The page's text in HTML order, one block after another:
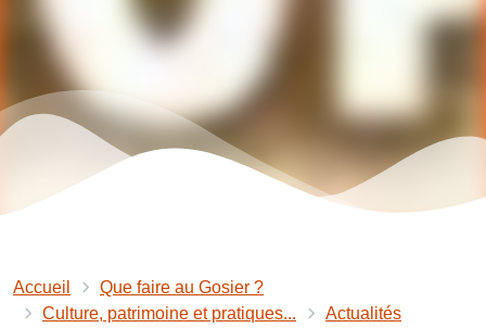
Accueil
Que faire au Gosier ?
Culture, patrimoine et pratiques...
Actualités